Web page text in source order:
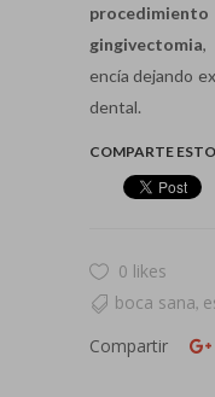
gingivectomia,
encía dejando
dental.
COMPARTE
0 likes
boca sana,
Compartir